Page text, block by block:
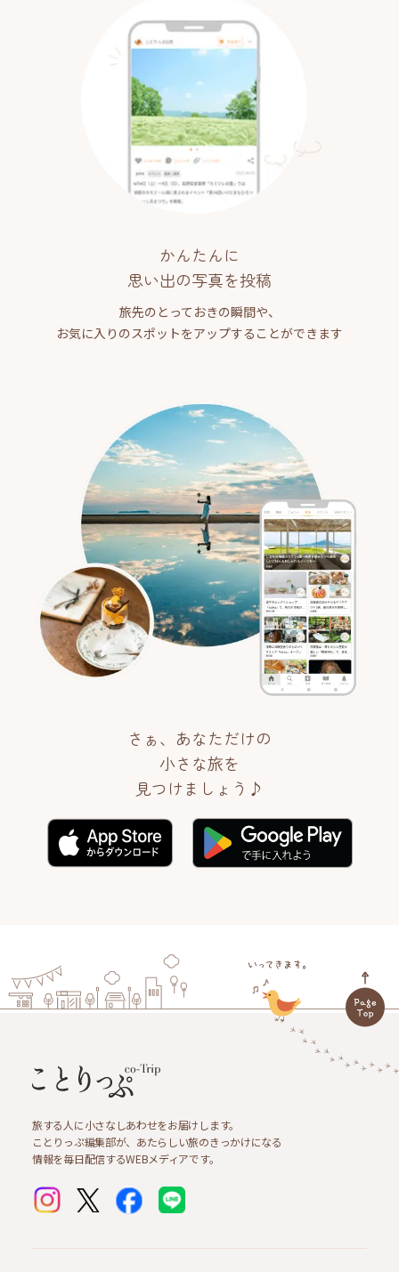
かんたんに
思い出の写真を投稿
旅先のとっておきの瞬間や、
お気に入りのスポットをアップすることができます
さぁ、あなただけの
小さな旅を
見つけましょう♪
旅する人に小さなしあわせをお届けします。
ことりっぷ編集部が、あたらしい旅のきっかけになる
情報を毎日配信するWEBメディアです。